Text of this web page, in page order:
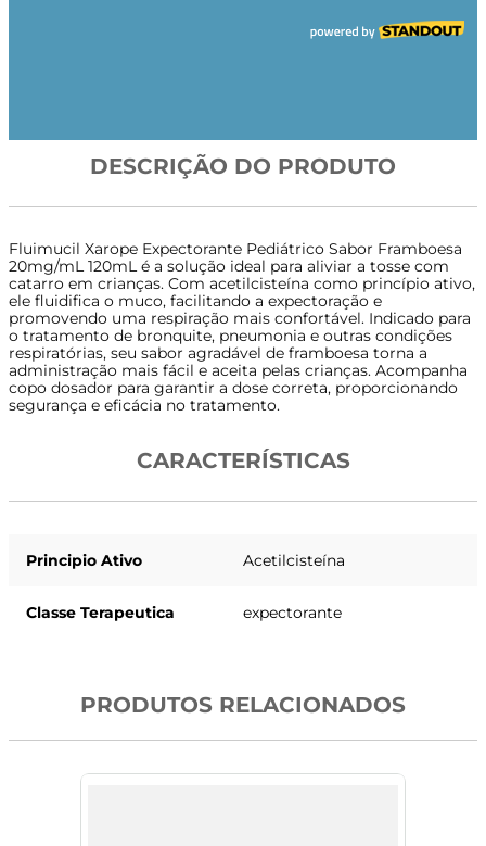
DESCRIÇÃO DO PRODUTO
Fluimucil Xarope Expectorante Pediátrico Sabor Framboesa
20mg/mL 120mL é a solução ideal para aliviar a tosse com
catarro em crianças. Com acetilcisteína como princípio ativo,
ele fluidifica o muco, facilitando a expectoração e
promovendo uma respiração mais confortável. Indicado para
o tratamento de bronquite, pneumonia e outras condições
respiratórias, seu sabor agradável de framboesa torna a
administração mais fácil e aceita pelas crianças. Acompanha
copo dosador para garantir a dose correta, proporcionando
segurança e eficácia no tratamento.
CARACTERÍSTICAS
Principio Ativo Acetilcisteína
Classe Terapeutica expectorante
PRODUTOS RELACIONADOS